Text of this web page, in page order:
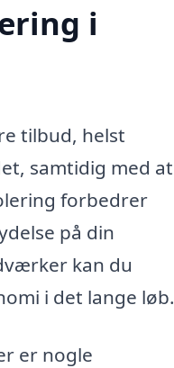
i
tilbud, helst
samtidig med at
forbedrer
på din
kan du
i det lange løb.
er nogle